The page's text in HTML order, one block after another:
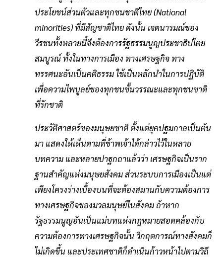
ประโยชน์ส่วนตัวและทุกชนชาติไทย (National
minorities) ที่มีสัญชาติไทย ดังนั้น เจตนารมณ์ของ
วีรชนทั้งหลายนี้จึงต้องการรัฐธรรมนูญประชาธิปไตย
สมบูรณ์ ทั้งในทางการเมือง ทางเศรษฐกิจ ทาง
ทรรศนะอันเป็นคติธรรม ใช้เป็นหลักนําในการปฏิบัติ
เพื่อความไพบูลย์ของทุกชนชั้นวรรณะและทุกชนชาติ
ที่รักชาติ
ประวัติศาสตร์ของมนุษยชาติ ตั้งแต่ยุคปฐมกาลเป็นต้น
มา แสดงให้เห็นตามที่ข้าพเจ้าได้กล่าวไว้ในหลาย
บทความ และหลายปาฐกถาแล้วว่า เศรษฐกิจเป็นราก
ฐานสําคัญแห่งมนุษยสังคม ส่วนระบบการเมืองเป็นแต่
เพียงโครงร่างเบื้องบนที่จะต้องสมานกับความต้องการ
ทางเศรษฐกิจของมวลมนุษย์ในสังคม ถ้าหาก
รัฐธรรมนูญอันเป็นแม่บทแห่งกฎหมายสอดคล้องกับ
ความต้องการทางเศรษฐกิจนั้น วิกฤตการณ์ทางสังคมก็
ไม่เกิดขึ้น และประเทศชาติก็ดําเนินก้าวหน้าไปตามวิถี